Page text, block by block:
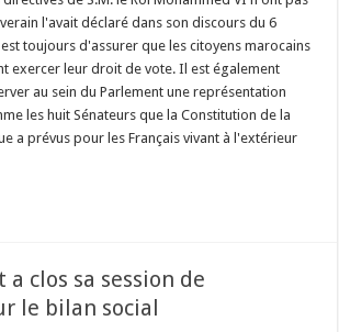
l'avait déclaré dans son discours du 6
toujours d'assurer que les citoyens marocains
exercer leur droit de vote. Il est également
au sein du Parlement une représentation
les huit Sénateurs que la Constitution de la
a prévus pour les Français vivant à l'extérieur
a clos sa session de
le bilan social